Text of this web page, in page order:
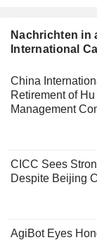
Nachrichten in
International
China
Retirement of
Management
CICC Sees
Despite Beijing
AgiBot Eyes